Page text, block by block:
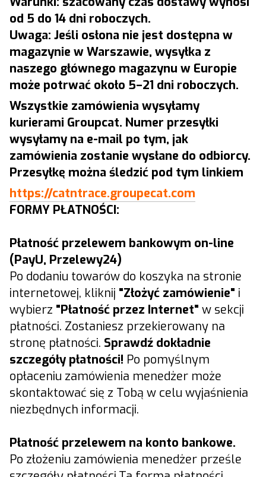
od 5 do 14 dni roboczych.
Uwaga: Jeśli osłona nie jest dostępna w
magazynie w Warszawie, wysyłka z
naszego głównego magazynu w Europie
może potrwać około 5–21 dni roboczych.
Wszystkie zamówienia wysyłamy
kurierami Groupcat. Numer przesyłki
wysyłamy na e-mail po tym, jak
zamówienia zostanie wysłane do odbiorcy.
Przesyłkę można śledzić pod tym linkiem
https://catntrace.groupecat.com
FORMY PŁATNOŚCI:
Płatność przelewem bankowym on-line
(PayU, Przelewy24)
Po dodaniu towarów do koszyka na stronie
internetowej, kliknij "Złożyć zamówienie" i
wybierz "Płatność przez Internet" w sekcji
płatności. Zostaniesz przekierowany na
stronę płatności. Sprawdź dokładnie
szczegóły płatności! Po pomyślnym
opłaceniu zamówienia menedżer może
skontaktować się z Tobą w celu wyjaśnienia
niezbędnych informacji.
Płatność przelewem na konto bankowe.
Po złożeniu zamówienia menedżer prześle